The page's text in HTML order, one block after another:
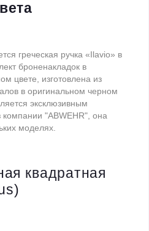
греческая ручка «Ilavio» в
броненакладок в
цвете, изготовлена из
в оригинальном черном
эксклюзивным
"ABWEHR", она
моделях.